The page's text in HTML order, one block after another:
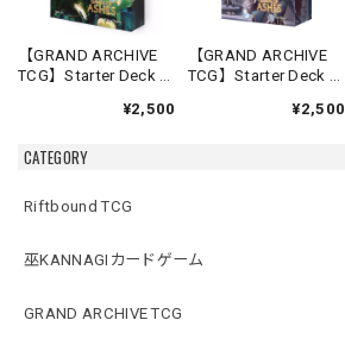
CATEGORY
Riftbound TCG
巫KANNAGIカードゲーム
GRAND ARCHIVE TCG
【GRAND ARCHIVE
TCG】Starter Deck -
Ashes】《英語版》
¥2,500
【GRAND ARCHIVE
TCG】Starter Deck -
Ashes】《英語版》
¥2,500